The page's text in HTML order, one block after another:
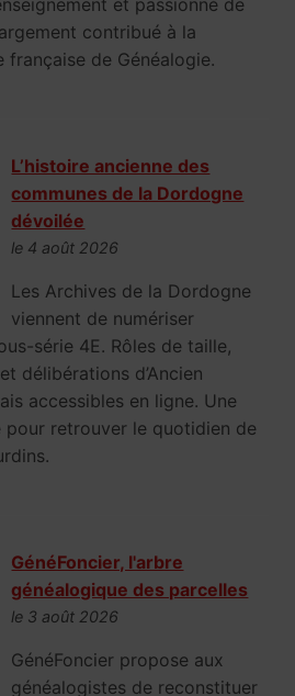
et passionné de
contribué à la
française de Généalogie.
L’histoire ancienne des
communes de la Dordogne
dévoilée
le 4 août 2026
Les Archives de la Dordogne
viennent de numériser
série 4E. Rôles de taille,
délibérations d’Ancien
accessibles en ligne. Une
pour retrouver le quotidien de
GénéFoncier, l'arbre
généalogique des parcelles
le 3 août 2026
GénéFoncier propose aux
généalogistes de reconstituer